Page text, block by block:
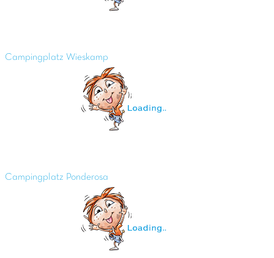
Campingplatz Wieskamp
Campingplatz Ponderosa